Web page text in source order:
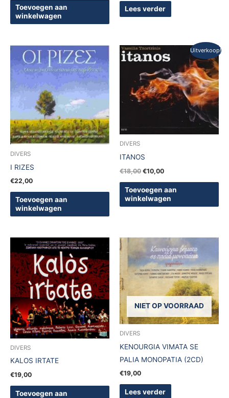
Toevoegen aan
winkelwagen
Lees verder
DIVERS
I RIZES
€22,00
Toevoegen aan
winkelwagen
Uitverkoop!
DIVERS
ITANOS
€18,00
Oorspronkelijke
prijs
€18,00.
€10,00
prijs
€10,00.
Toevoegen aan
winkelwagen
DIVERS
KALOS IRTATE
€19,00
Toevoegen aan
NIET OP VOORRAAD
DIVERS
KENOURGIA VIMATA SE
PALIA MONOPATIA (2CD)
€19,00
Lees verder